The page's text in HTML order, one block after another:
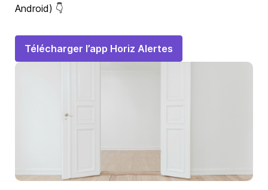
Android) 👇
Télécharger l’app Horiz Alertes